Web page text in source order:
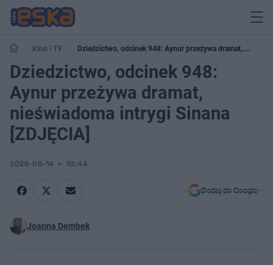
Kino i TV
Dziedzictwo, odcinek 948: Aynur przeżywa dramat,
nieświadoma intrygi Sinana [ZDJĘCIA]
Dziedzictwo, odcinek 948:
Aynur przeżywa dramat,
nieświadoma intrygi Sinana
[ZDJĘCIA]
2026-06-14 10:44
Dodaj do Google
Joanna Dembek